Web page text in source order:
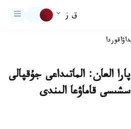
ق ز
اقوردا
العان: الماتىداعى جۇقپالى
قاماۋعا الىندى